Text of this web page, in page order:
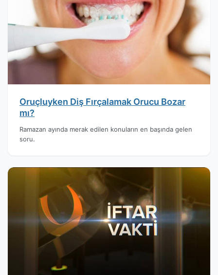
Oruçluyken Diş Fırçalamak Orucu Bozar
mı?
Ramazan ayında merak edilen konuların en başında gelen
soru.